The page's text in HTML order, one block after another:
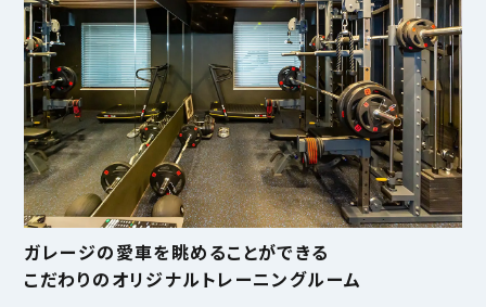
ガレージの愛車を眺めることができる
こだわりのオリジナルトレーニングルーム